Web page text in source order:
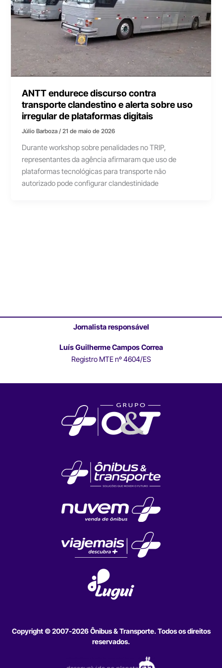
ANTT endurece discurso contra
transporte clandestino e alerta sobre uso
irregular de plataformas digitais
Júlio Barboza/21 de maio de 2026
Durante workshop sobre penalidades no TRIP,
representantes da agência afirmaram que uso de
plataformas tecnológicas para transporte não
autorizado pode configurar clandestinidade
Jornalista responsável
Luís Guilherme Campos Correa
Registro MTE nº 4604/ES
Copyright © 2007-2026 Ônibus & Transporte. Todos os direitos
reservados.